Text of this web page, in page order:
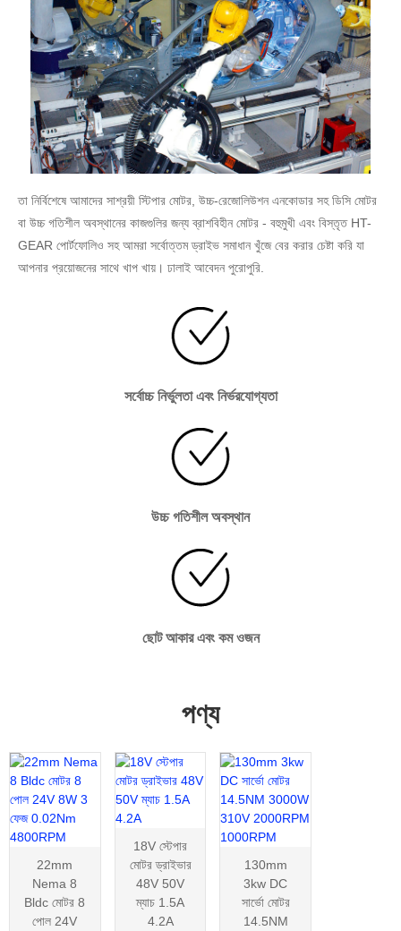
তা নির্বিশেষে আমাদের সাশ্রয়ী স্টিপার মোটর, উচ্চ-রেজোলিউশন এনকোডার সহ ডিসি মোটর
বা উচ্চ গতিশীল অবস্থানের কাজগুলির জন্য ব্রাশবিহীন মোটর - বহুমুখী এবং বিস্তৃত HT-
GEAR পোর্টফোলিও সহ আমরা সর্বোত্তম ড্রাইভ সমাধান খুঁজে বের করার চেষ্টা করি যা
আপনার প্রয়োজনের সাথে খাপ খায়। ঢালাই আবেদন পুরোপুরি.
সর্বোচ্চ নির্ভুলতা এবং নির্ভরযোগ্যতা
উচ্চ গতিশীল অবস্থান
ছোট আকার এবং কম ওজন
পণ্য
22mm
Nema 8
Bldc মোটর 8
পোল 24V
18V স্টেপার
মোটর ড্রাইভার
48V 50V
ম্যাচ 1.5A
4.2A
130mm
3kw DC
সার্ভো মোটর
14.5NM